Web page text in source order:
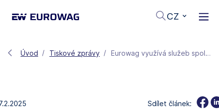
CZ
Úvod Tiskové zprávy Eurowag využívá služeb společností Nexi Group a Visa pro bezpečné předplacené bezkontaktní karty pro správu vozového parku
Sdílet článek: